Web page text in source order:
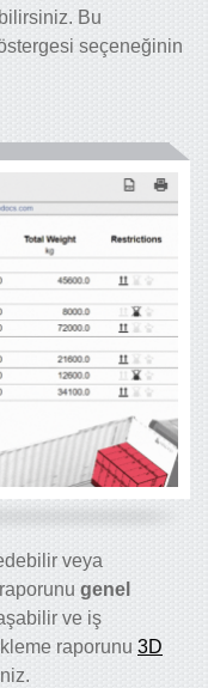
Bu
seçeneğinin
veya
genel
ve iş
raporunu 3D